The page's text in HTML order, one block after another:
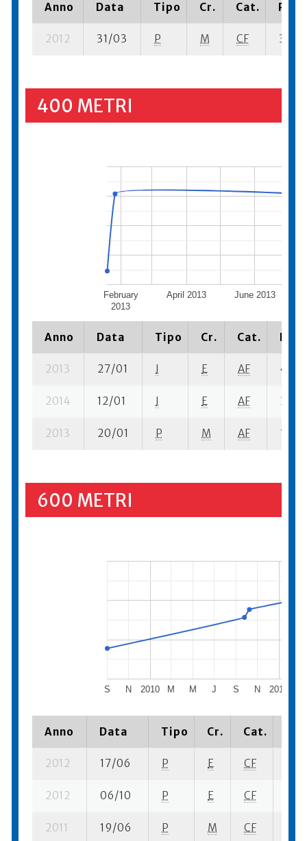
Anno Data Tipo Cr. Cat.
2012 31/03 P M CF 3 se-
400 METRI
February
2013
April 2013 June 2013
Anno Data Tipo Cr. Cat.
2013 27/01 I E AF 4 se-
2014 12/01 I E AF 3 se-
2013 20/01 P M AF 1 su-
600 METRI
2010 2011
S N M M J S N
Anno Data Tipo Cr. Cat.
2012 17/06 P E CF
2012 06/10 P E CF
2011 19/06 P M CF